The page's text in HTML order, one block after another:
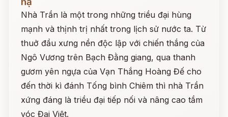
Nhà Trần là một trong những triều đại hùng
mạnh và thịnh trị nhất trong lịch sử nước ta. Từ
thuở đầu xưng nền độc lập với chiến thắng của
Ngô Vương trên Bạch Đằng giang, qua thanh
gươm yên ngựa của Vạn Thắng Hoàng Đế cho
đến thời kì đánh Tống bình Chiêm thì nhà Trần
xứng đáng là triều đại tiếp nối và nâng cao tầm
vóc Đại Việt.